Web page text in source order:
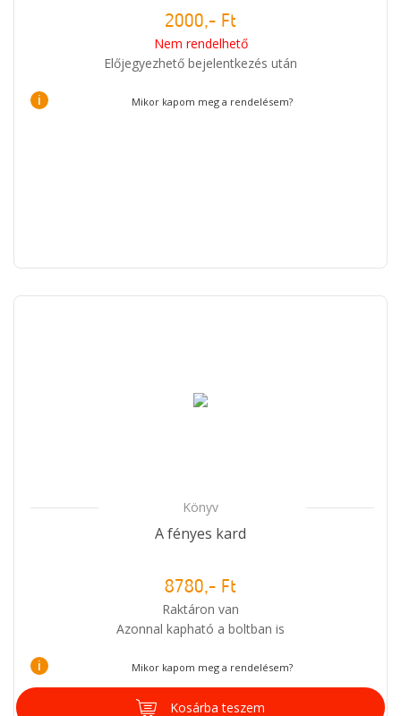
2000,- Ft
Nem rendelhető
Előjegyezhető bejelentkezés után
i Mikor kapom meg a rendelésem?
Könyv
A fényes kard
8780,- Ft
Raktáron van
Azonnal kapható a boltban is
i Mikor kapom meg a rendelésem?
Kosárba teszem